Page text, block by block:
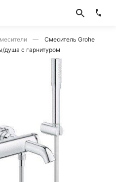
Смеситель Grohe
душа с гарнитуром